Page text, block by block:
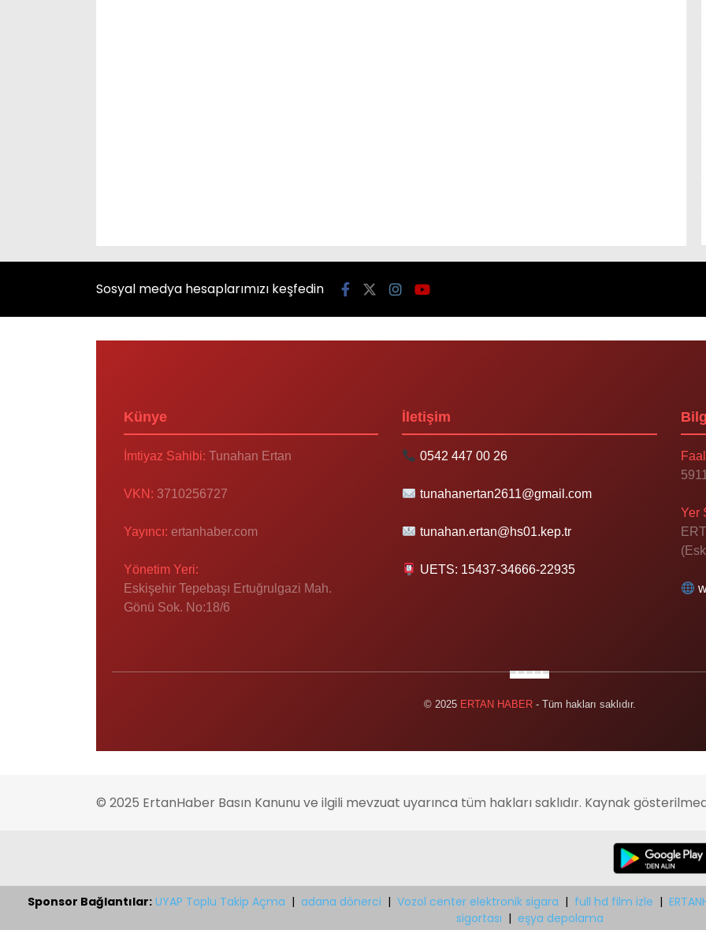
Sosyal medya hesaplarımızı keşfedin
Künye
İmtiyaz Sahibi: Tunahan Ertan
VKN: 3710256727
Yayıncı: ertanhaber.com
Yönetim Yeri:
Eskişehir Tepebaşı Ertuğrulgazi Mah.
Gönü Sok. No:18/6
İletişim
0542 447 00 26
tunahanertan2611@gmail.com
tunahan.ertan@hs01.kep.tr
UETS: 15437-34666-22935
Yer
© 2025 ERTAN HABER- Tüm hakları saklıdır.
© 2025 ErtanHaber Basın Kanunu ve ilgili mevzuat uyarınca tüm hakları saklıdır. Kaynak
Sponsor Bağlantılar: UYAP Toplu Takip Açma | adana dönerci | Vozol center elektronik sigara | full hd film izle |
sigortası | eşya depolama